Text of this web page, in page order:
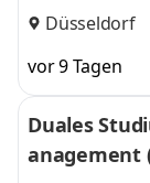
Düsseldorf
vor 9 Tagen
Duales
anagement